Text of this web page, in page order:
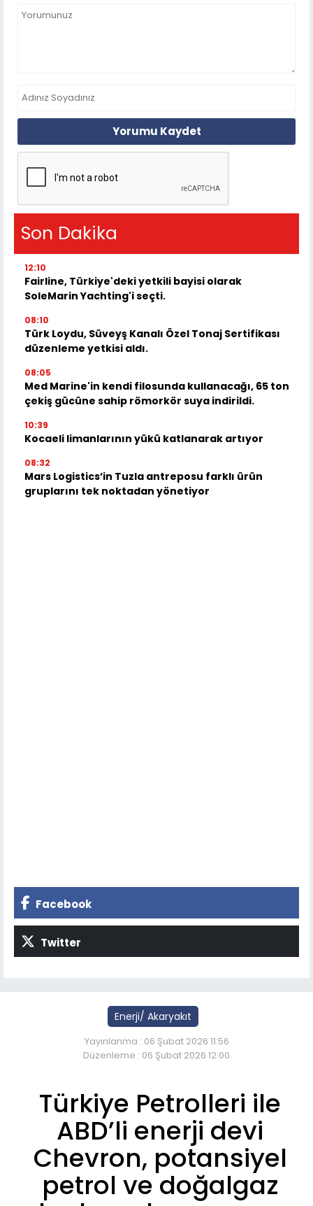
Yorumu Kaydet
Son Dakika
12:10
Fairline, Türkiye'deki yetkili bayisi olarak
SoleMarin Yachting'i seçti.
08:10
Türk Loydu, Süveyş Kanalı Özel Tonaj Sertifikası
düzenleme yetkisi aldı.
08:05
Med Marine'in kendi filosunda kullanacağı, 65 ton
çekiş gücüne sahip römorkör suya indirildi.
10:39
Kocaeli limanlarının yükü katlanarak artıyor
08:32
Mars Logistics’in Tuzla antreposu farklı ürün
gruplarını tek noktadan yönetiyor
Facebook
Twitter
Enerji/ Akaryakıt
Yayınlanma : 06 Şubat 2026 11:56
Düzenleme : 06 Şubat 2026 12:00
Türkiye Petrolleri ile
ABD’li enerji devi
Chevron, potansiyel
petrol ve doğalgaz